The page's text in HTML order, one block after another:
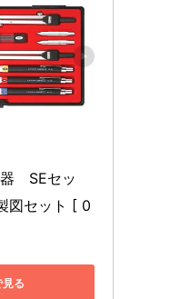
　SEセッ
図セット [ 0
る